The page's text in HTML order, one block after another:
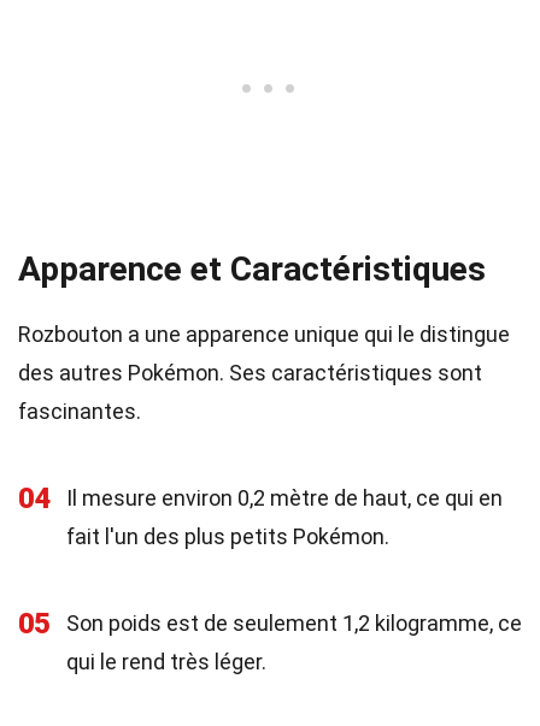
Apparence et Caractéristiques
Rozbouton a une apparence unique qui le distingue
des autres Pokémon. Ses caractéristiques sont
fascinantes.
04
Il mesure environ 0,2 mètre de haut, ce qui en
fait l'un des plus petits Pokémon.
05
Son poids est de seulement 1,2 kilogramme, ce
qui le rend très léger.